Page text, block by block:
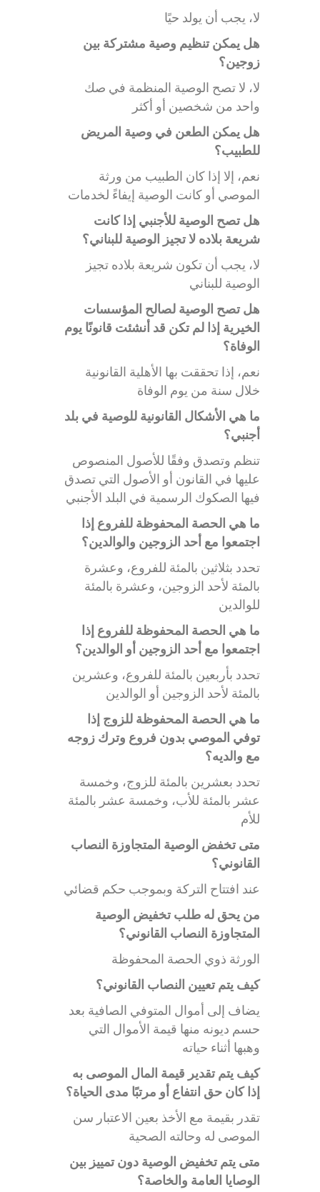
لا، يجب أن يولد حيًا
هل يمكن تنظيم وصية مشتركة بين
زوجين؟
لا، لا تصح الوصية المنظمة في صك
واحد من شخصين أو أكثر
هل يمكن الطعن في وصية المريض
للطبيب؟
نعم، إلا إذا كان الطبيب من ورثة
الموصي أو كانت الوصية إيفاءً لخدمات
هل تصح الوصية للأجنبي إذا كانت
شريعة بلاده لا تجيز الوصية للبناني؟
لا، يجب أن تكون شريعة بلاده تجيز
الوصية للبناني
هل تصح الوصية لصالح المؤسسات
الخيرية إذا لم تكن قد أنشئت قانونًا يوم
الوفاة؟
نعم، إذا تحققت بها الأهلية القانونية
خلال سنة من يوم الوفاة
ما هي الأشكال القانونية للوصية في بلد
أجنبي؟
تنظم وتصدق وفقًا للأصول المنصوص
عليها في القانون أو الأصول التي تصدق
فيها الصكوك الرسمية في البلد الأجنبي
ما هي الحصة المحفوظة للفروع إذا
اجتمعوا مع أحد الزوجين والوالدين؟
تحدد بثلاثين بالمئة للفروع، وعشرة
بالمئة لأحد الزوجين، وعشرة بالمئة
للوالدين
ما هي الحصة المحفوظة للفروع إذا
اجتمعوا مع أحد الزوجين أو الوالدين؟
تحدد بأربعين بالمئة للفروع، وعشرين
بالمئة لأحد الزوجين أو الوالدين
ما هي الحصة المحفوظة للزوج إذا
توفي الموصي بدون فروع وترك زوجه
مع والديه؟
تحدد بعشرين بالمئة للزوج، وخمسة
عشر بالمئة للأب، وخمسة عشر بالمئة
للأم
متى تخفض الوصية المتجاوزة النصاب
القانوني؟
عند افتتاح التركة وبموجب حكم قضائي
من يحق له طلب تخفيض الوصية
المتجاوزة النصاب القانوني؟
الورثة ذوي الحصة المحفوظة
كيف يتم تعيين النصاب القانوني؟
يضاف إلى أموال المتوفي الصافية بعد
حسم ديونه منها قيمة الأموال التي
وهبها أثناء حياته
كيف يتم تقدير قيمة المال الموصى به
إذا كان حق انتفاع أو مرتبًا مدى الحياة؟
تقدر بقيمة مع الأخذ بعين الاعتبار سن
الموصى له وحالته الصحية
متى يتم تخفيض الوصية دون تمييز بين
الوصايا العامة والخاصة؟